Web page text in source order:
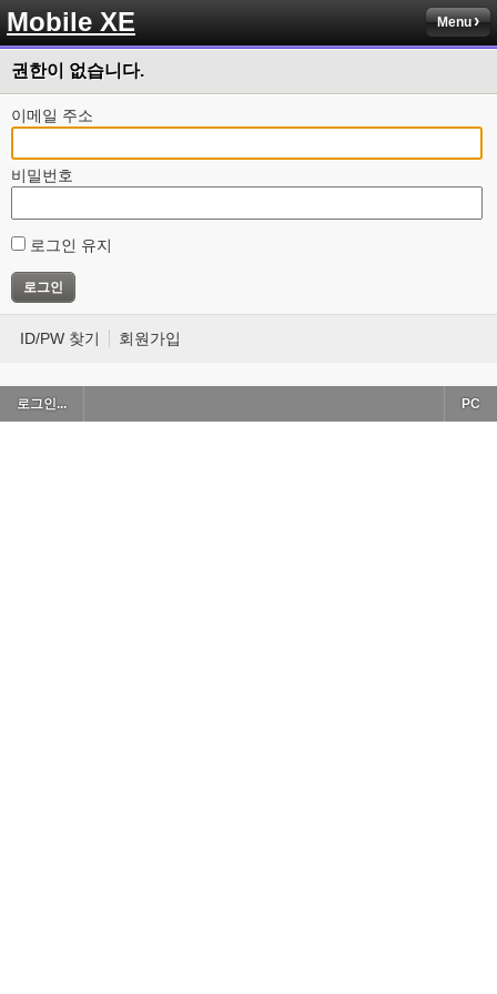
Mobile XE Menu
권한이 없습니다.
이메일 주소
비밀번호
로그인 유지
ID/PW 찾기 회원가입
로그인... PC